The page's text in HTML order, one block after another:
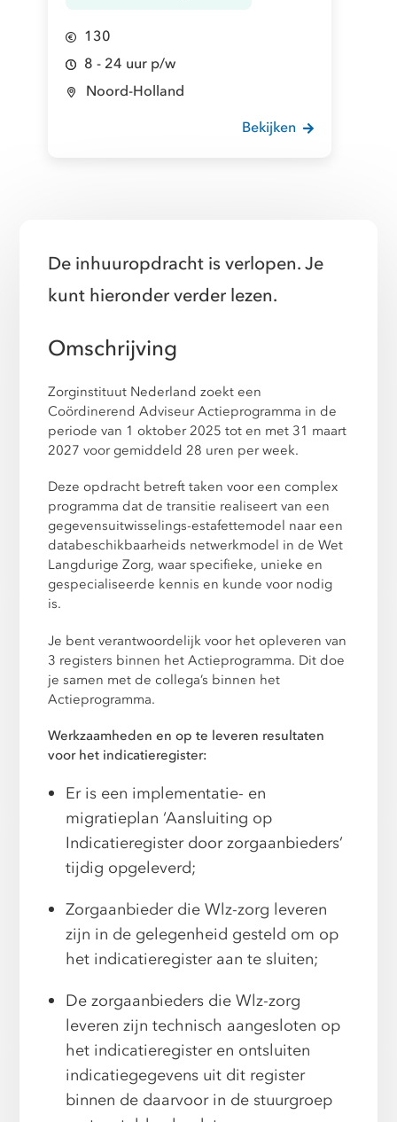
130
8 - 24 uur p/w
Noord-Holland
Bekijken
De inhuuropdracht is verlopen. Je
kunt hieronder verder lezen.
Omschrijving
Zorginstituut Nederland zoekt een
Coördinerend Adviseur Actieprogramma in de
periode van 1 oktober 2025 tot en met 31 maart
2027 voor gemiddeld 28 uren per week.
Deze opdracht betreft taken voor een complex
programma dat de transitie realiseert van een
gegevensuitwisselings-estafettemodel naar een
databeschikbaarheids netwerkmodel in de Wet
Langdurige Zorg, waar specifieke, unieke en
gespecialiseerde kennis en kunde voor nodig
is.
Je bent verantwoordelijk voor het opleveren van
3 registers binnen het Actieprogramma. Dit doe
je samen met de collega’s binnen het
Actieprogramma.
Werkzaamheden en op te leveren resultaten
voor het indicatieregister:
Er is een implementatie- en
migratieplan ‘Aansluiting op
Indicatieregister door zorgaanbieders’
tijdig opgeleverd;
Zorgaanbieder die Wlz-zorg leveren
zijn in de gelegenheid gesteld om op
het indicatieregister aan te sluiten;
De zorgaanbieders die Wlz-zorg
leveren zijn technisch aangesloten op
het indicatieregister en ontsluiten
indicatiegegevens uit dit register
binnen de daarvoor in de stuurgroep